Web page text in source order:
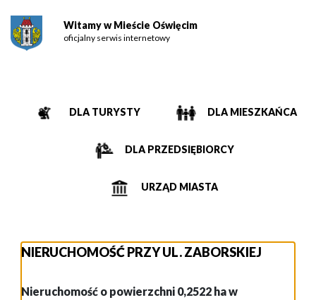
Witamy w Mieście Oświęcim
oficjalny serwis internetowy
DLA TURYSTY DLA MIESZKAŃCA
DLA PRZEDSIĘBIORCY
URZĄD MIASTA
NIERUCHOMOŚĆ PRZY UL. ZABORSKIEJ
Nieruchomość o powierzchni 0,2522 ha w